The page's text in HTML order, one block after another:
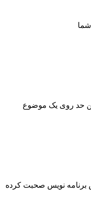
حد روی یک موضوع
برنامه نویس صحبت کرده